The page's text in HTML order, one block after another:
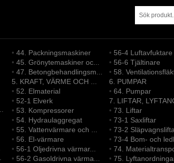
• 44. Packningsmaskiner
• 45. Grönytemaskiner oc...
• 47. Betongbehandlingsm...
5. KRAFT, VÄRME OCH ...
• 52. Elmaterial
• 52-1 Elverk
• 53. Kompressorer
• 54. Hydraulaggregat
• 55. Vattenvärmare och ...
• 56. El-värmare
• 56-1 Oljedrivna värmar...
• 56-2 Gasoldrivna värma...
• 56-4 Luftavfuktare
• 56-6 Tjältinare
• 58.
6. PUMPAR
• 64. Pumpar
7. LIFTAR,
• 73. Liftar
• 73-1 Saxliftar
• 73-2
• 73-4 Bom- och
• 74.
• 75.